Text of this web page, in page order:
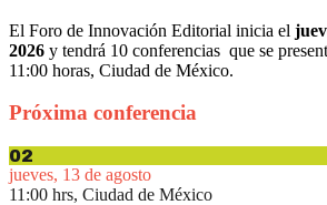
El Foro de Innovación Editorial inicia el
2026 y tendrá 10 conferencias que se
11:00 horas, Ciudad de México.
Próxima conferencia
02
jueves, 13 de agosto
11:00 hrs, Ciudad de México